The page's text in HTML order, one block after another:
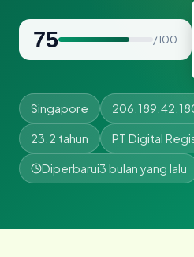
75 / 100
Singapore
23.2 tahun PT Digital
Diperbarui3 bulan yang lalu